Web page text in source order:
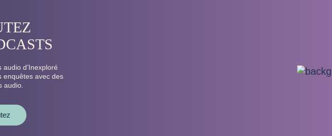
d’Inexploré
enquêtes avec des
audio.